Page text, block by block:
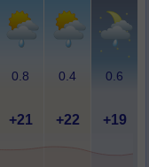
0.8 0.4 0.6
+21 +22 +19